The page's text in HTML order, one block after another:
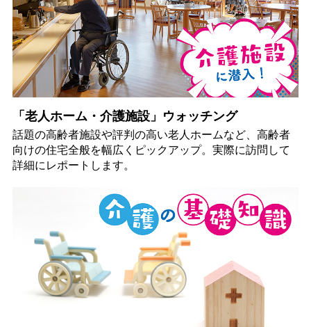
「老人ホーム・介護施設」ウォッチング
話題の高齢者施設や評判の高い老人ホームなど、高齢者
向けの住宅全般を幅広くピックアップ。実際に訪問して
詳細にレポートします。